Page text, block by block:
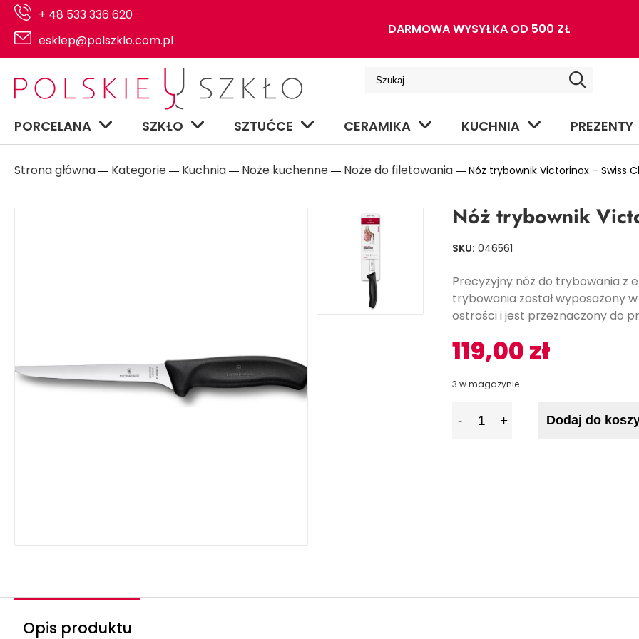
+ 48 533 336 620
esklep@polszklo.com.pl
DARMOWA WYSYŁKA OD 500 ZŁ
PORCELANA SZKŁO SZTUĆCE CERAMIKA KUCHNIA PREZENTY
Strona główna ― Kategorie ― Kuchnia ― Noże kuchenne ― Noże do filetowania ― Nóż trybownik Victorinox – Swiss
Nóż trybownik
SKU: 046561
Precyzyjny nóż do trybowania z
trybowania został wyposażony
ostrości i jest przeznaczony do
119,00zł
3 w magazynie
Dodaj do
Opis produktu